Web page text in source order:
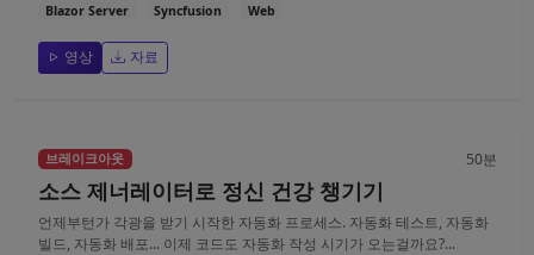
Blazor Server Syncfusion Web
영상 자료
브레이크아웃 50분
소스 제너레이터로 정신 건강 챙기기
언제부턴가 각광을 받기 시작한 자동화 프로세스. 자동화 테스트, 자동화
빌드, 자동화 배포... 이제 코드도 자동화 작성 시기가 오는걸까요?...